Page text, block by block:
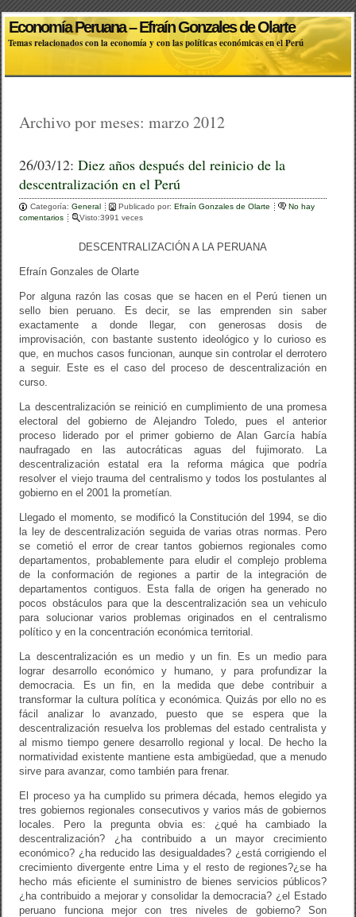
Economía Peruana – Efraín Gonzales de Olarte
Temas relacionados con la economía y con las políticas económicas en el Perú
Archivo por meses:marzo 2012
26/03/12:Diez años después del reinicio de la
descentralización en el Perú
Categoría:General Publicado por:Efraín Gonzales de Olarte
No hay
comentarios
Visto:3991 veces
DESCENTRALIZACIÓN A LA PERUANA
Efraín Gonzales de Olarte
Por alguna razón las cosas que se hacen en el Perú tienen un
sello bien peruano. Es decir, se las emprenden sin saber
exactamente a donde llegar, con generosas dosis de
improvisación, con bastante sustento ideológico y lo curioso es
que, en muchos casos funcionan, aunque sin controlar el derrotero
a seguir. Este es el caso del proceso de descentralización en
curso.
La descentralización se reinició en cumplimiento de una promesa
electoral del gobierno de Alejandro Toledo, pues el anterior
proceso liderado por el primer gobierno de Alan García había
naufragado en las autocráticas aguas del fujimorato. La
descentralización estatal era la reforma mágica que podría
resolver el viejo trauma del centralismo y todos los postulantes al
gobierno en el 2001 la prometían.
Llegado el momento, se modificó la Constitución del 1994, se dio
la ley de descentralización seguida de varias otras normas. Pero
se cometió el error de crear tantos gobiernos regionales como
departamentos, probablemente para eludir el complejo problema
de la conformación de regiones a partir de la integración de
departamentos contiguos. Esta falla de origen ha generado no
pocos obstáculos para que la descentralización sea un vehiculo
para solucionar varios problemas originados en el centralismo
político y en la concentración económica territorial.
La descentralización es un medio y un fin. Es un medio para
lograr desarrollo económico y humano, y para profundizar la
democracia. Es un fin, en la medida que debe contribuir a
transformar la cultura política y económica. Quizás por ello no es
fácil analizar lo avanzado, puesto que se espera que la
descentralización resuelva los problemas del estado centralista y
al mismo tiempo genere desarrollo regional y local. De hecho la
normatividad existente mantiene esta ambigüedad, que a menudo
sirve para avanzar, como también para frenar.
El proceso ya ha cumplido su primera década, hemos elegido ya
tres gobiernos regionales consecutivos y varios más de gobiernos
locales. Pero la pregunta obvia es: ¿qué ha cambiado la
descentralización? ¿ha contribuido a un mayor crecimiento
económico? ¿ha reducido las desigualdades? ¿está corrigiendo el
crecimiento divergente entre Lima y el resto de regiones?¿se ha
hecho más eficiente el suministro de bienes servicios públicos?
¿ha contribuido a mejorar y consolidar la democracia? ¿el Estado
peruano funciona mejor con tres niveles de gobierno? Son